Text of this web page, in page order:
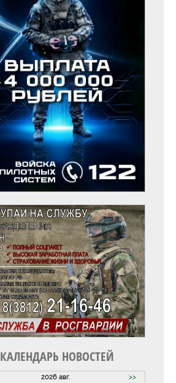
КАЛЕНДАРЬ НОВОСТЕЙ
2026 авг.
>>